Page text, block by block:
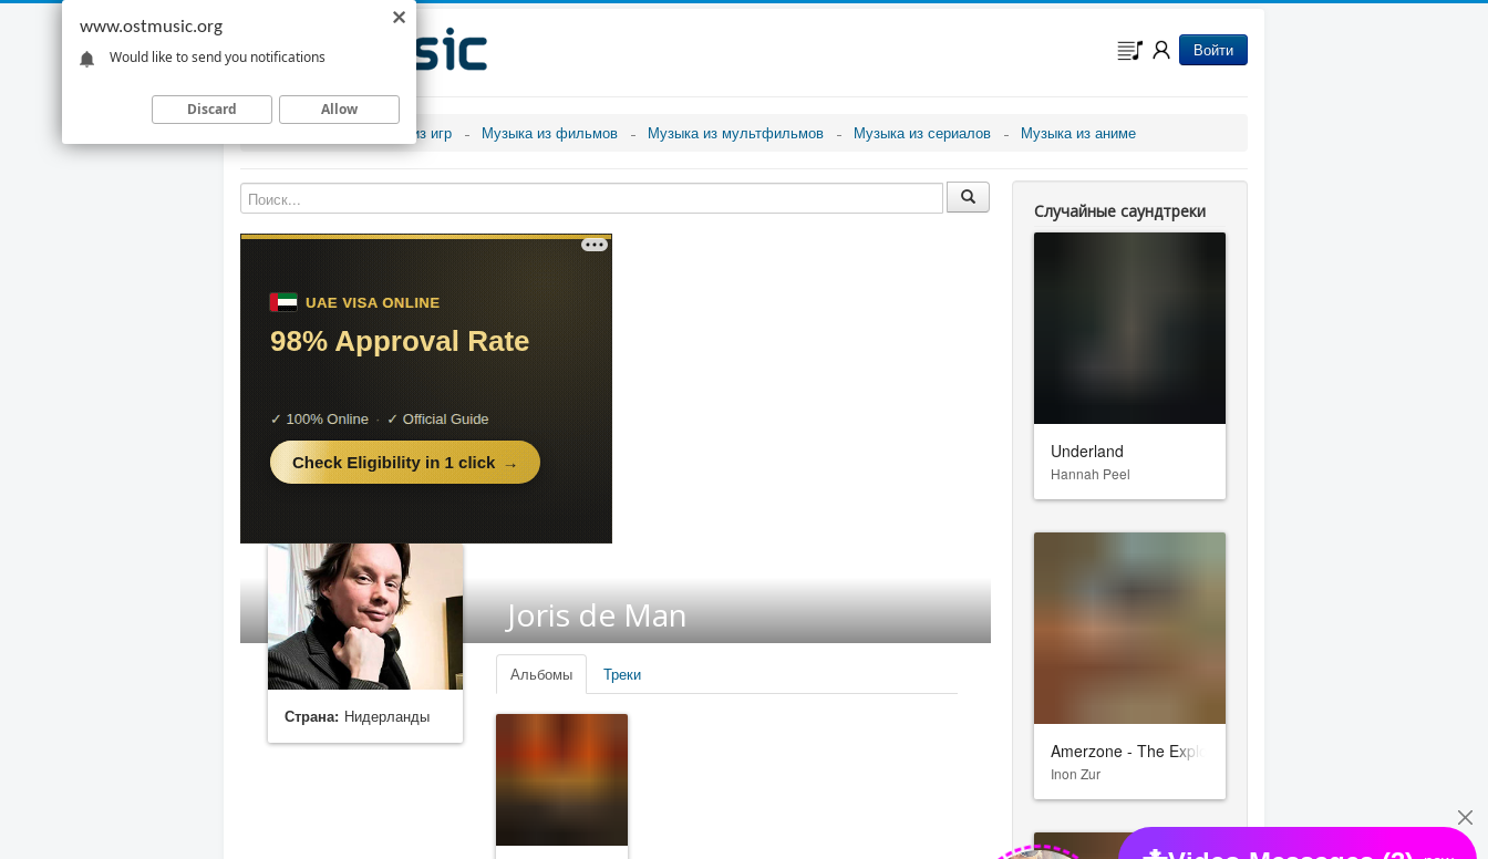
Войти
Музыка из игр Музыка из фильмов Музыка из мультфильмов Музыка из сериалов Музыка из аниме
Joris de Man
Страна: Нидерланды
Альбомы Треки
Случайные саундтреки
Underland
Hannah Peel
Amerzone - The Explorer's Legacy
Inon Zur
www.ostmusic.org
Would like to send you notifications
Discard Allow